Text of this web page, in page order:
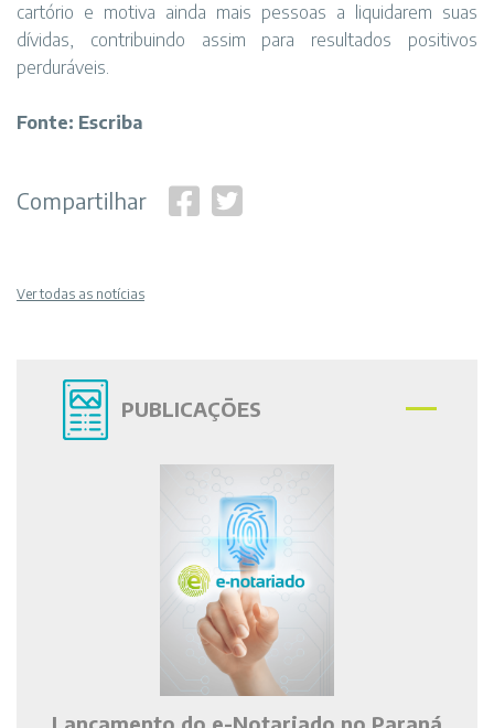
cartório e motiva ainda mais pessoas a liquidarem suas
dívidas, contribuindo assim para resultados positivos
perduráveis.
Fonte: Escriba
Compartilhar
Ver todas as notícias
PUBLICAÇÕES